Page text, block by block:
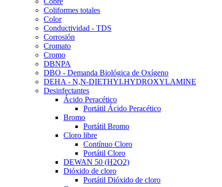
Coliformes totales
Color
Conductividad - TDS
Corrosión
Cromato
Cromo
DBNPA
DBO - Demanda Biológica de Oxígeno
DEHA - N,N-DIETHYLHYDROXYLAMINE
Desinfectantes
Ácido Peracético
Portátil Ácido Peracético
Bromo
Portátil Bromo
Cloro libre
Contínuo Cloro
Portátil Cloro
DEWAN 50 (H2O2)
Dióxido de cloro
Portátil Dióxido de cloro